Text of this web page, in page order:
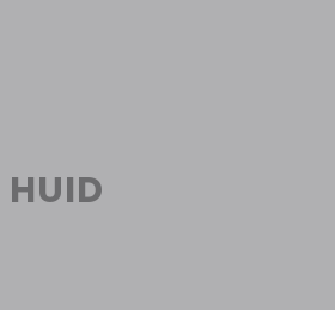
HUID